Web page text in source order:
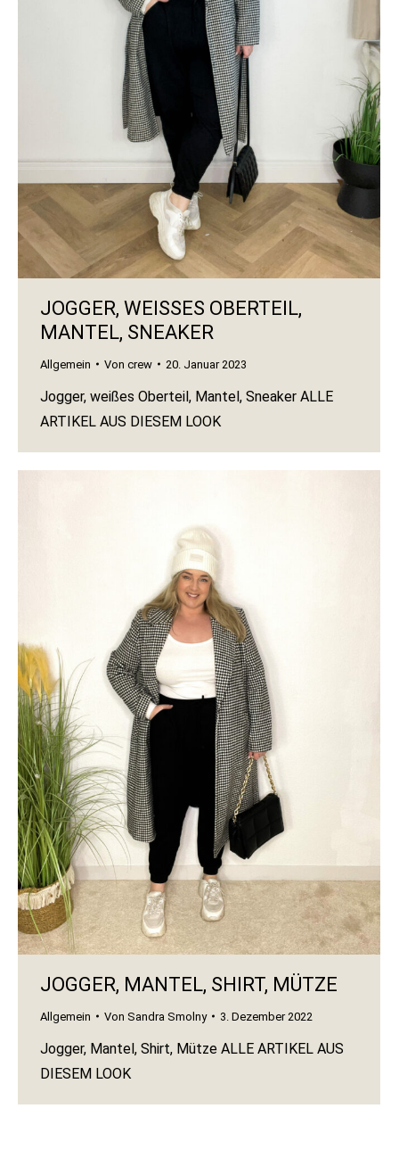
JOGGER, WEISSES OBERTEIL, M
ANTEL, SNEAKER
Allgemein Von crew 20. Januar 2023
Jogger, weißes Oberteil, Mantel, Sneaker ALLE
ARTIKEL AUS DIESEM LOOK
JOGGER, MANTEL, SHIRT, MÜTZE
Allgemein Von Sandra Smolny 3. Dezember 2022
Jogger, Mantel, Shirt, Mütze ALLE ARTIKEL AUS
DIESEM LOOK